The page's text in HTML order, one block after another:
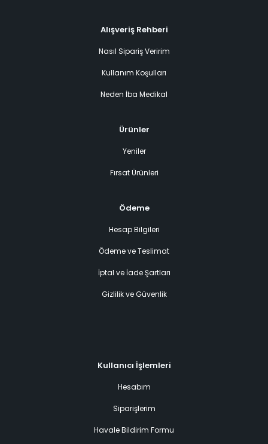
Alışveriş Rehberi
Nasıl Sipariş Veririm
Kullanım Koşulları
Neden İba Medikal
Ürünler
Yeniler
Fırsat Ürünleri
Ödeme
Hesap Bilgileri
Ödeme ve Teslimat
İptal ve İade Şartları
Gizlilik ve Güvenlik
Kullanıcı İşlemleri
Hesabım
Siparişlerim
Havale Bildirim Formu